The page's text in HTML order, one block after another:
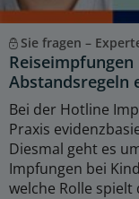
Sie fragen –
Abstandsregeln
Bei der Hotline
Praxis
Diesmal geht es
Impfungen bei
welche Rolle